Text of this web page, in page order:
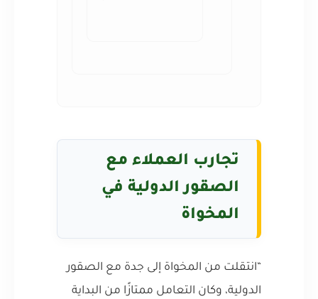
تجارب العملاء مع
الصقور الدولية في
المخواة
“انتقلت من المخواة إلى جدة مع الصقور
الدولية، وكان التعامل ممتازًا من البداية